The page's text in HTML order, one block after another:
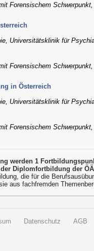
Forensischem
Universitätsklinik für
Forensischem
in Österreich
Universitätsklinik für
Forensischem
werden 1
Diplomfortbildung der
die für die
aus fachfremden
Datenschutz AGB